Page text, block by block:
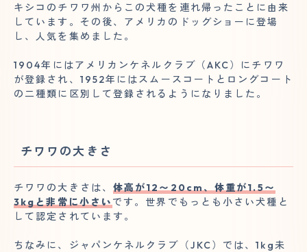
キシコのチワワ州からこの犬種を連れ帰ったことに由来
しています。その後、アメリカのドッグショーに登場
し、人気を集めました。
1904年にはアメリカンケネルクラブ（AKC）にチワワ
が登録され、1952年にはスムースコートとロングコート
の二種類に区別して登録されるようになりました。
チワワの大きさ
チワワの大きさは、 体高が12〜20cm、体重が1.5〜
3kgと非常に小さい です。世界でもっとも小さい犬種と
して認定されています。
ちなみに、ジャパンケネルクラブ（JKC）では、1kg未